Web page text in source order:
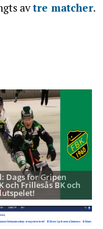
avtre matcher.
Dags för Gripen
och Frillesås BK och